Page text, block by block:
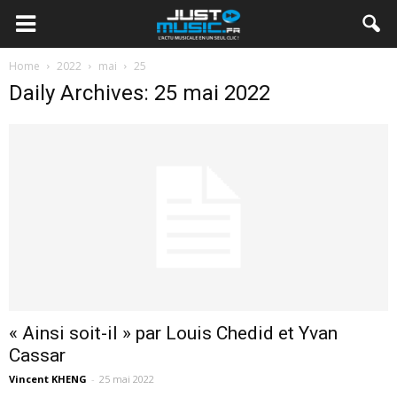
Home 2022 mai 25
Daily Archives: 25 mai 2022
« Ainsi soit-il » par Louis Chedid et Yvan
Cassar
Vincent KHENG - 25 mai 2022